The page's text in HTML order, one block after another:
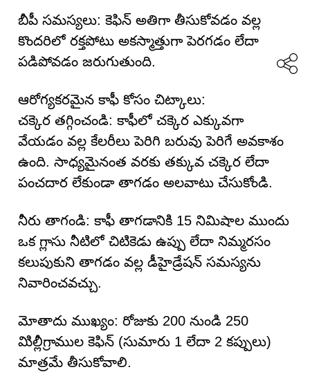
బీపీ సమస్యలు: కెఫిన్ అతిగా తీసుకోవడం వల్ల
కొందరిలో రక్తపోటు అకస్మాత్తుగా పెరగడం లేదా
పడిపోవడం జరుగుతుంది.
ఆరోగ్యకరమైన కాఫీ కోసం చిట్కాలు:
చక్కెర తగ్గించండి: కాఫీలో చక్కెర ఎక్కువగా
వేయడం వల్ల కేలరీలు పెరిగి బరువు పెరిగే అవకాశం
ఉంది. సాధ్యమైనంత వరకు తక్కువ చక్కెర లేదా
పంచదార లేకుండా తాగడం అలవాటు చేసుకోండి.
నీరు తాగండి: కాఫీ తాగడానికి 15 నిమిషాల ముందు
ఒక గ్లాసు నీటిలో చిటికెడు ఉప్పు లేదా నిమ్మరసం
కలుపుకుని తాగడం వల్ల డీహైడ్రేషన్ సమస్యను
నివారించవచ్చు.
మోతాదు ముఖ్యం: రోజుకు 200 నుండి 250
మిిల్లీగ్రాముల కెఫిన్ (సుమారు 1 లేదా 2 కప్పులు)
మాత్రమే తీసుకోవాలి.